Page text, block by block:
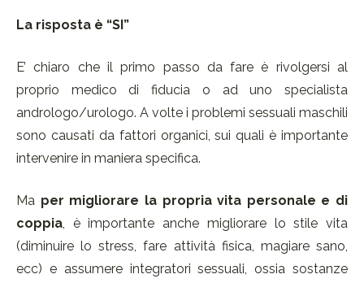
La risposta è “SI”
E’ chiaro che il primo passo da fare è rivolgersi al
proprio medico di fiducia o ad uno specialista
andrologo/urologo. A volte i problemi sessuali maschili
sono causati da fattori organici, sui quali è importante
intervenire in maniera specifica.
Ma per migliorare la propria vita personale e di
coppia, è importante anche migliorare lo stile vita
(diminuire lo stress, fare attività fisica, magiare sano,
ecc) e assumere integratori sessuali, ossia sostanze